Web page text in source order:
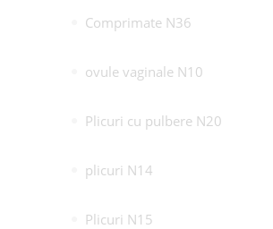
Comprimate N36
ovule vaginale N10
Plicuri cu pulbere N20
plicuri N14
Plicuri N15